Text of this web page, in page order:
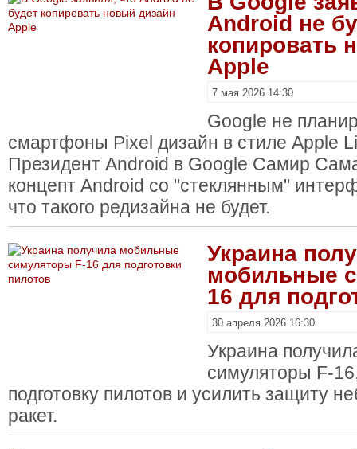
Android не
копировать
Apple
7 мая 2026 14:30
Google не
смартфоны Pixel дизайн в стиле Apple
Президент Android в Google Самир
концепт Android со "стеклянным"
что такого редизайна не будет.
Украина
мобильные
16 для
30 апреля 2026 16:30
Украина
симуляторы F-
подготовку пилотов и усилить защиту
ракет.